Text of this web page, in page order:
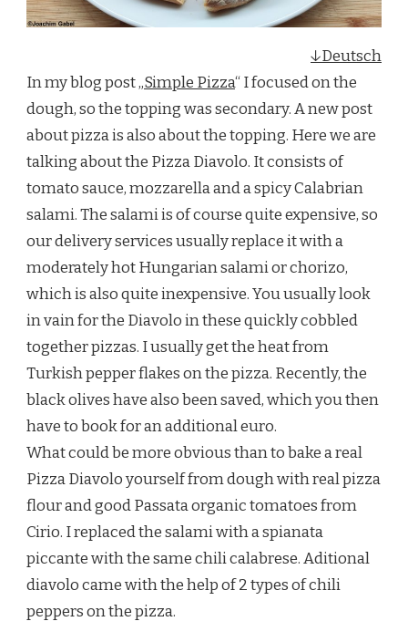
↓Deutsch
In my blog post „Simple Pizza“ I focused on the
dough, so the topping was secondary. A new post
about pizza is also about the topping. Here we are
talking about the Pizza Diavolo. It consists of
tomato sauce, mozzarella and a spicy Calabrian
salami. The salami is of course quite expensive, so
our delivery services usually replace it with a
moderately hot Hungarian salami or chorizo,
which is also quite inexpensive. You usually look
in vain for the Diavolo in these quickly cobbled
together pizzas. I usually get the heat from
Turkish pepper flakes on the pizza. Recently, the
black olives have also been saved, which you then
have to book for an additional euro.
What could be more obvious than to bake a real
Pizza Diavolo yourself from dough with real pizza
flour and good Passata organic tomatoes from
Cirio. I replaced the salami with a spianata
piccante with the same chili calabrese. Aditional
diavolo came with the help of 2 types of chili
peppers on the pizza.